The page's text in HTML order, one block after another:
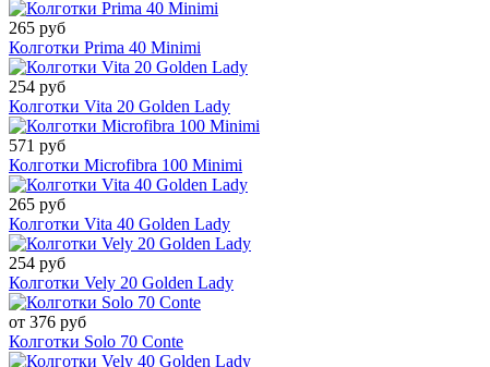
265 руб
Колготки Prima 40 Minimi
254 руб
Колготки Vita 20 Golden Lady
571 руб
Колготки Microfibra 100 Minimi
265 руб
Колготки Vita 40 Golden Lady
254 руб
Колготки Vely 20 Golden Lady
от 376 руб
Колготки Solo 70 Conte